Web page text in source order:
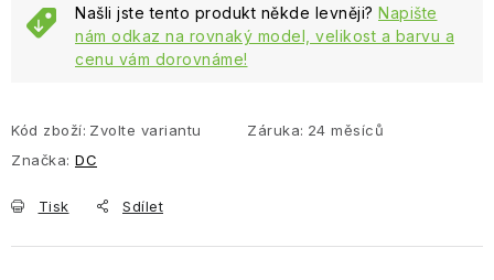
Našli jste tento produkt někde levněji? Napište
nám odkaz na rovnaký model, velikost a barvu a
cenu vám dorovnáme!
Kód zboží: Zvolte variantu Záruka: 24 měsíců
Značka: DC
Tisk Sdílet